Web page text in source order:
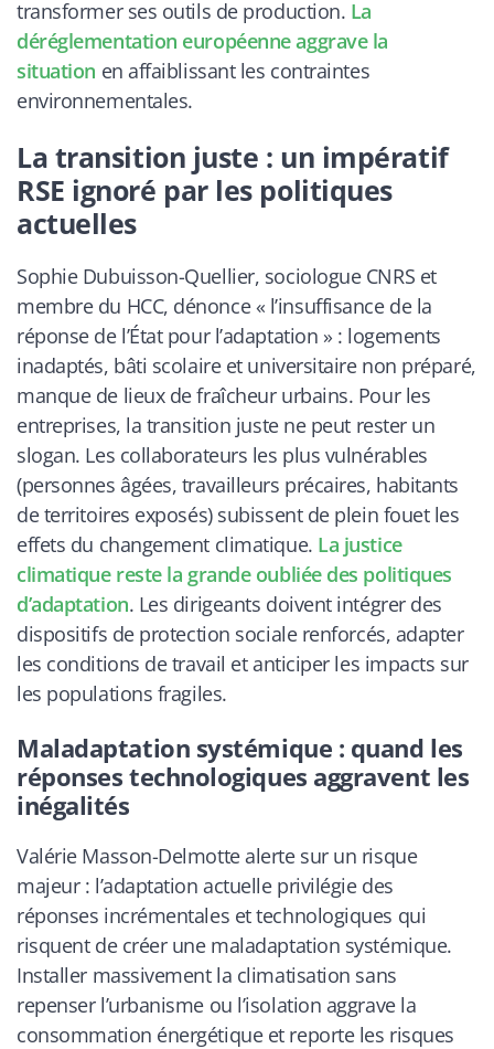
transformer ses outils de production. La
déréglementation européenne aggrave la
situation en affaiblissant les contraintes
environnementales.
La transition juste : un impératif
RSE ignoré par les politiques
actuelles
Sophie Dubuisson-Quellier, sociologue CNRS et
membre du HCC, dénonce « l’insuffisance de la
réponse de l’État pour l’adaptation » : logements
inadaptés, bâti scolaire et universitaire non préparé,
manque de lieux de fraîcheur urbains. Pour les
entreprises, la transition juste ne peut rester un
slogan. Les collaborateurs les plus vulnérables
(personnes âgées, travailleurs précaires, habitants
de territoires exposés) subissent de plein fouet les
effets du changement climatique. La justice
climatique reste la grande oubliée des politiques
d’adaptation. Les dirigeants doivent intégrer des
dispositifs de protection sociale renforcés, adapter
les conditions de travail et anticiper les impacts sur
les populations fragiles.
Maladaptation systémique : quand les
réponses technologiques aggravent les
inégalités
Valérie Masson-Delmotte alerte sur un risque
majeur : l’adaptation actuelle privilégie des
réponses incrémentales et technologiques qui
risquent de créer une maladaptation systémique.
Installer massivement la climatisation sans
repenser l’urbanisme ou l’isolation aggrave la
consommation énergétique et reporte les risques